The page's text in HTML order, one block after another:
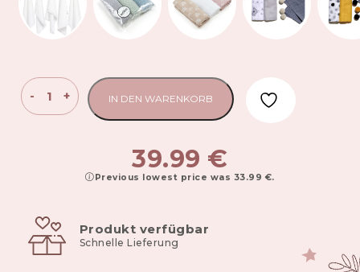
-
Mulltücher
60x80cm
+ IN DEN WARENKORB
39.99 €
Previous lowest price was 33.99 €.
Produkt verfügbar
Schnelle Lieferung